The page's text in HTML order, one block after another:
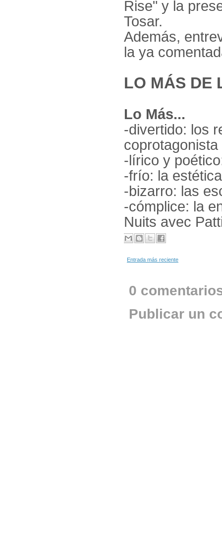
Rise" y la
Tosar.
Además,
la ya
LO MÁS DE
Lo Más...
-divertido: los
-lírico y
-frío: la
-bizarro: las
-cómplice: la
Nuits avec
Entrada más reciente
0
Publicar un